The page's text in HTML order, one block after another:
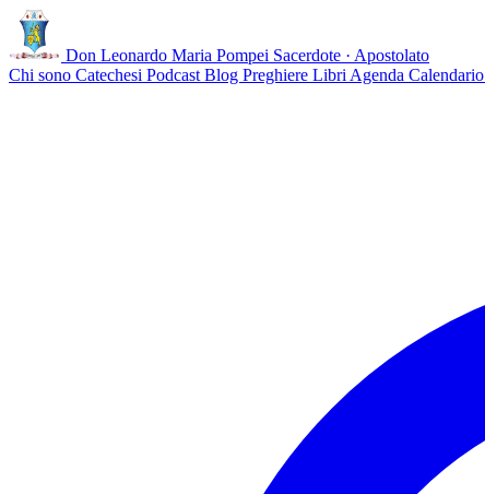
Don Leonardo Maria Pompei Sacerdote · Apostolato
Chi sono Catechesi Podcast Blog Preghiere Libri Agenda Calendario